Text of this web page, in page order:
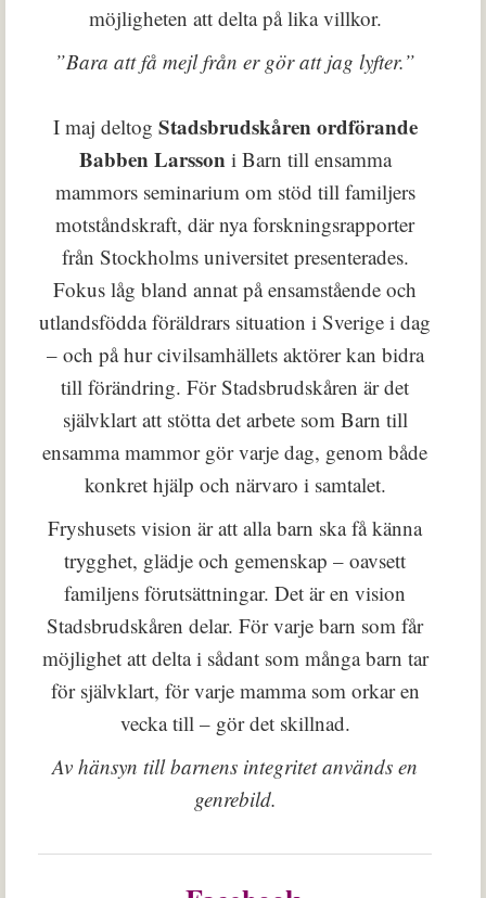
möjligheten att delta på lika villkor.
”Bara att få mejl från er gör att jag lyfter.”
I maj deltog Stadsbrudskåren ordförande
Babben Larssoni Barn till ensamma
mammors seminarium om stöd till familjers
motståndskraft, där nya forskningsrapporter
från Stockholms universitet presenterades.
Fokus låg bland annat på ensamstående och
utlandsfödda föräldrars situation i Sverige i dag
– och på hur civilsamhällets aktörer kan bidra
till förändring. För Stadsbrudskåren är det
självklart att stötta det arbete som Barn till
ensamma mammor gör varje dag, genom både
konkret hjälp och närvaro i samtalet.
Fryshusets vision är att alla barn ska få känna
trygghet, glädje och gemenskap – oavsett
familjens förutsättningar. Det är en vision
Stadsbrudskåren delar. För varje barn som får
möjlighet att delta i sådant som många barn tar
för självklart, för varje mamma som orkar en
vecka till – gör det skillnad.
Av hänsyn till barnens integritet används en
genrebild.